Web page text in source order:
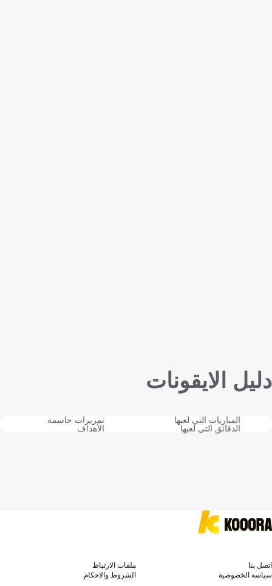
دليل الايقونات
المباريات التي لعبها
تمريرات حاسمة
الدقائق التي لعبها
الأهداف
اتصل بنا
ملفات الارتباط
سياسة الخصوصية
الشروط والاحكام